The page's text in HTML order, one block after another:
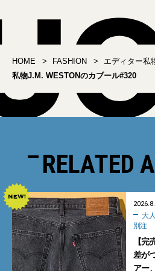
HOME FASHION エディター私
私物J.M. WESTONのカブール#320
RELATED
別注
【完
差が
アー